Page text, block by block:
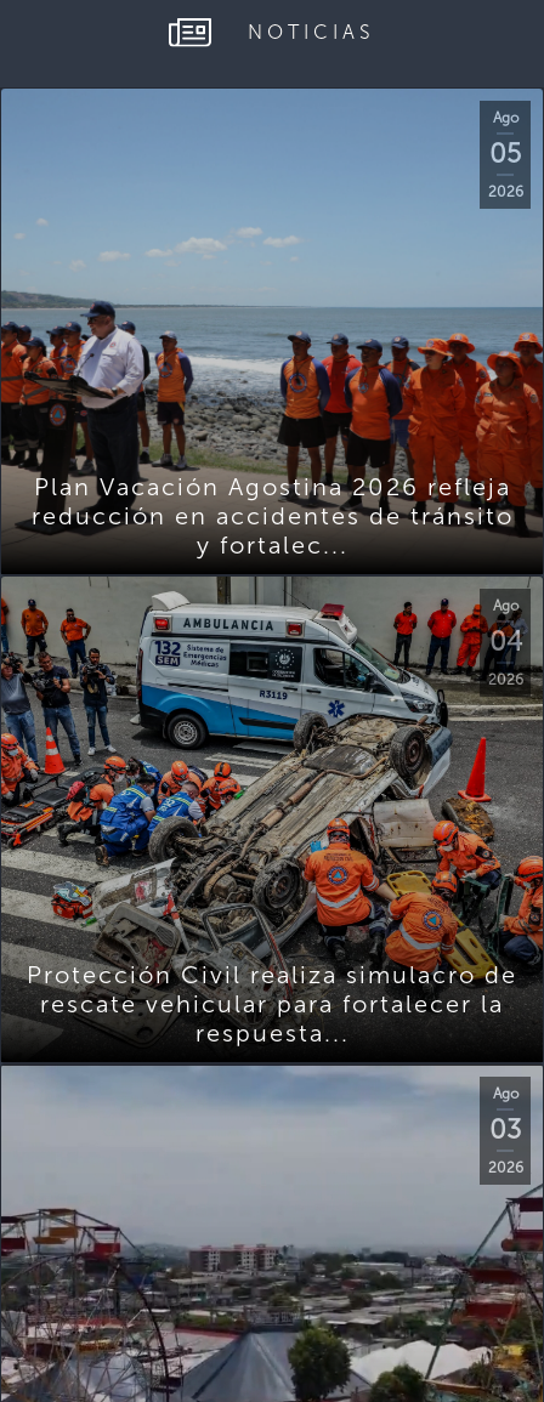
NOTICIAS
Ago
05
2026
Plan Vacación Agostina 2026 refleja
reducción en accidentes de tránsito
y fortalec...
Ago
04
2026
Protección Civil realiza simulacro de
rescate vehicular para fortalecer la
respuesta...
Ago
03
2026